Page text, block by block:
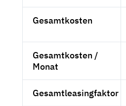
Gesamtkosten
Gesamtkosten /
Monat
Gesamtleasingfaktor